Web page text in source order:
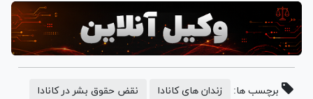
برچسب ها: زندان های کانادا نقض حقوق بشر در کانادا